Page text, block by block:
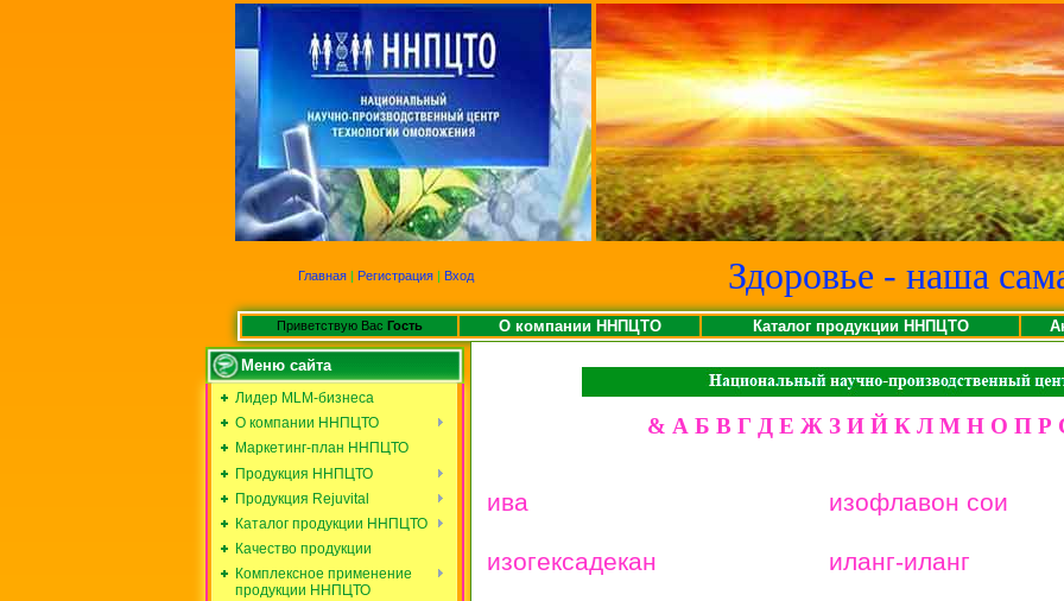
Главная | Регистрация | Вход Здоровье - наша
Приветствую Вас Гость О компании ННПЦТО Каталог продукции ННПЦТО
Меню сайта
Лидер MLM-бизнеса
О компании ННПЦТО
Маркетинг-план ННПЦТО
Продукция ННПЦТО
Продукция Rejuvital
Каталог продукции ННПЦТО
Качество продукции
Комплексное применение
продукции ННПЦТО
& А Б В Г Д Е Ж З И Й К Л М Н О П Р
ива
изогексадекан
изофлавон сои
иланг-иланг